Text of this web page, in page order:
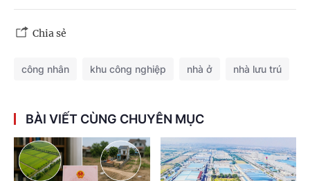
Chia sẻ
công nhân khu công nghiệp nhà ở nhà lưu trú
BÀI VIẾT CÙNG CHUYÊN MỤC